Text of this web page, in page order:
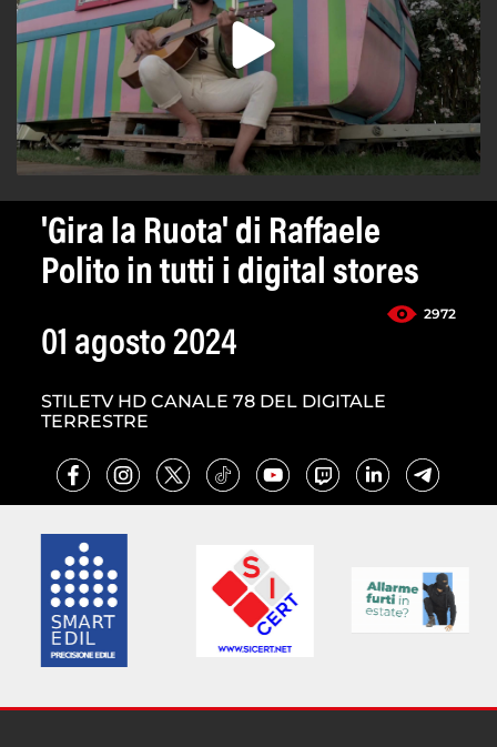
'Gira la Ruota' di Raffaele
Polito in tutti i digital stores
2972
01 agosto 2024
STILETV HD CANALE 78 DEL DIGITALE
TERRESTRE